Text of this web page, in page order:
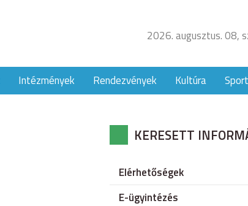
2026. augusztus. 08,
Intézmények Rendezvények Kultúra
KERESETT
Elérhetőségek
E-ügyintézés